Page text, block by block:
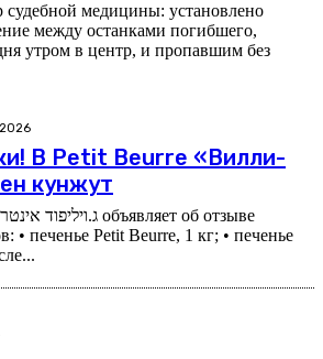
медицины: установлено
между останками погибшего,
утром в центр, и пропавшим без
В Petit Beurre «Вилли-
кунжут
• печенье Petit Beurre, 1 кг; • печенье